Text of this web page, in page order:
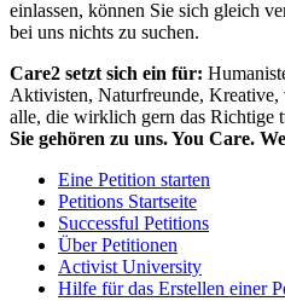
einlassen, können Sie sich gleich
bei uns nichts zu suchen.
Care2 setzt sich ein für:
Aktivisten, Naturfreunde,
alle, die wirklich gern das Richtige
Sie gehören zu uns. You Care.
Eine Petition starten
Petitions Startseite
Successful Petitions
Über Petitionen
Activist University
Hilfe für das Erstellen einer